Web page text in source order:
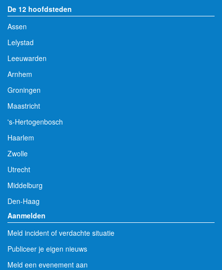
De 12 hoofdsteden
Assen
Lelystad
Leeuwarden
Arnhem
Groningen
Maastricht
's-Hertogenbosch
Haarlem
Zwolle
Utrecht
Middelburg
Den-Haag
Aanmelden
Meld incident of verdachte situatie
Publiceer je eigen nieuws
Meld een evenement aan